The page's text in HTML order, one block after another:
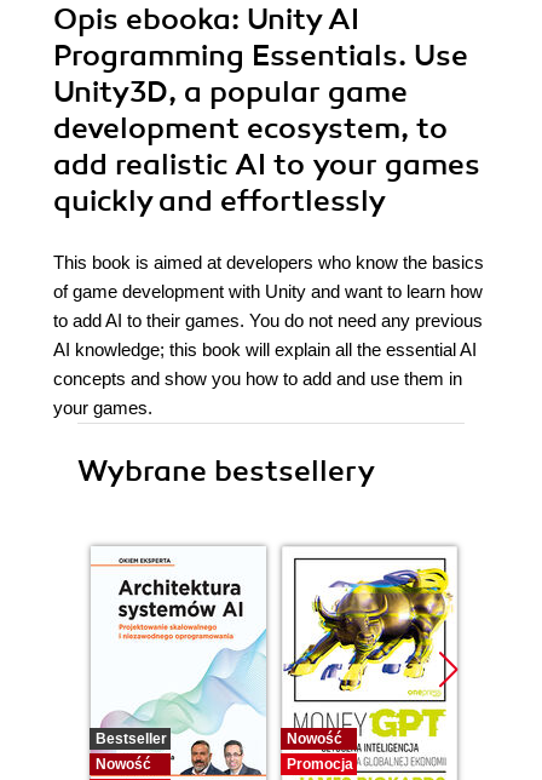
Opis ebooka: Unity AI
Programming Essentials. Use
Unity3D, a popular game
development ecosystem, to
add realistic AI to your games
quickly and effortlessly
This book is aimed at developers who know the basics
of game development with Unity and want to learn how
to add AI to their games. You do not need any previous
AI knowledge; this book will explain all the essential AI
concepts and show you how to add and use them in
your games.
Wybrane bestsellery
Bestseller
Nowość
Nowość
Promocja